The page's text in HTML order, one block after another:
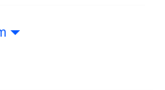
màn hình Screen Mirroring